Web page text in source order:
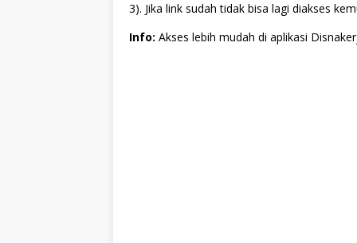
3). Jika link sudah tidak bisa lagi diakses
Info: Akses lebih mudah di aplikasi